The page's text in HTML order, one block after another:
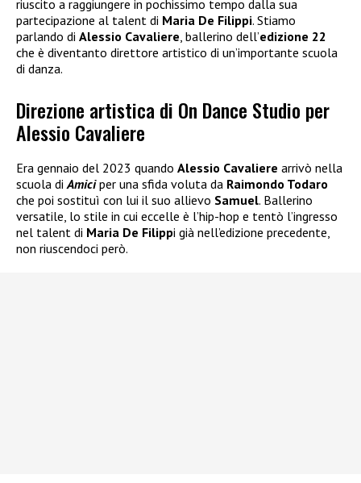
riuscito a raggiungere in pochissimo tempo dalla sua
partecipazione al talent di Maria De Filippi. Stiamo
parlando di Alessio Cavaliere, ballerino dell’edizione 22
che è diventanto direttore artistico di un’importante scuola
di danza.
Direzione artistica di On Dance Studio per
Alessio Cavaliere
Era gennaio del 2023 quando Alessio Cavaliere arrivò nella
scuola di Amiciper una sfida voluta da Raimondo Todaro
che poi sostituì con lui il suo allievo Samuel. Ballerino
versatile, lo stile in cui eccelle è l’hip-hop e tentò l’ingresso
nel talent di Maria De Filippi già nell’edizione precedente,
non riuscendoci però.